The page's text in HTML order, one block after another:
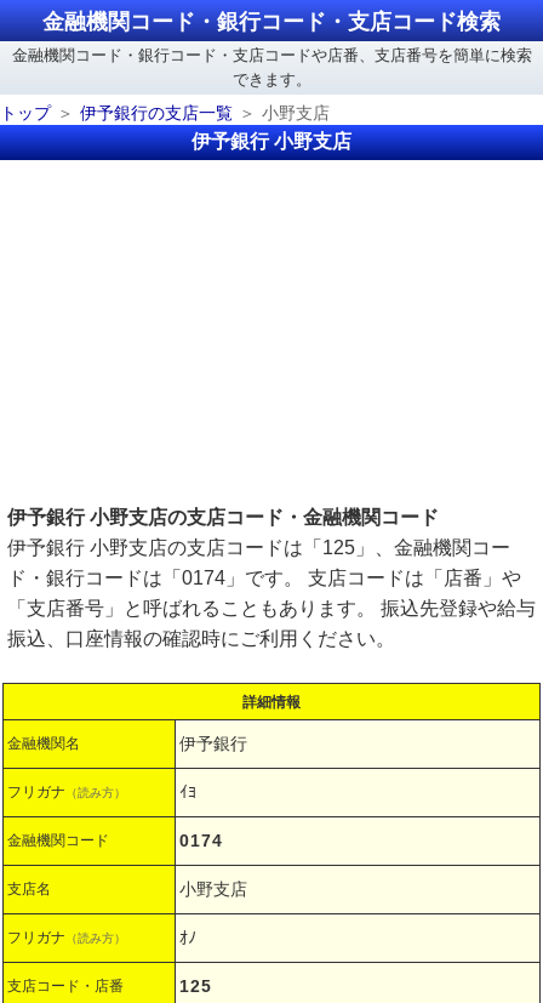
金融機関コード・銀行コード・支店コード検索
金融機関コード・銀行コード・支店コードや店番、支店番号を簡単に検索
できます。
トップ
伊予銀行の支店一覧 小野支店
伊予銀行 小野支店
伊予銀行 小野支店の支店コード・金融機関コード
伊予銀行 小野支店の支店コードは「125」、金融機関コー
ド・銀行コードは「0174」です。 支店コードは「店番」や
「支店番号」と呼ばれることもあります。 振込先登録や給与
振込、口座情報の確認時にご利用ください。
詳細情報
金融機関名 伊予銀行
フリガナ （読み方） ｲﾖ
金融機関コード 0174
支店名 小野支店
フリガナ （読み方） ｵﾉ
支店コード・店番 125